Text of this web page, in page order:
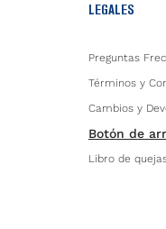
LEGALES
Preguntas
Términos y
Cambios y
Botón de
Libro de